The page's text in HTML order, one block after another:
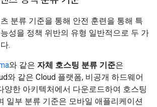
분류 기준을 통해 안전 훈련을 통해 특
성을 정책 위반의 유형 일반적으로 두 가
.
와 같은 자체 호스팅 분류 기준은
와 같은 Cloud 플랫폼, 비공개 하드웨어
양한 아키텍처에서 다운로드하여 호스팅
일부 분류 기준은 모바일 애플리케이션